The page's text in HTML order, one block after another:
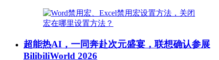
超能热AI，一同奔赴次元盛宴，联想确认参展
BilibiliWorld 2026